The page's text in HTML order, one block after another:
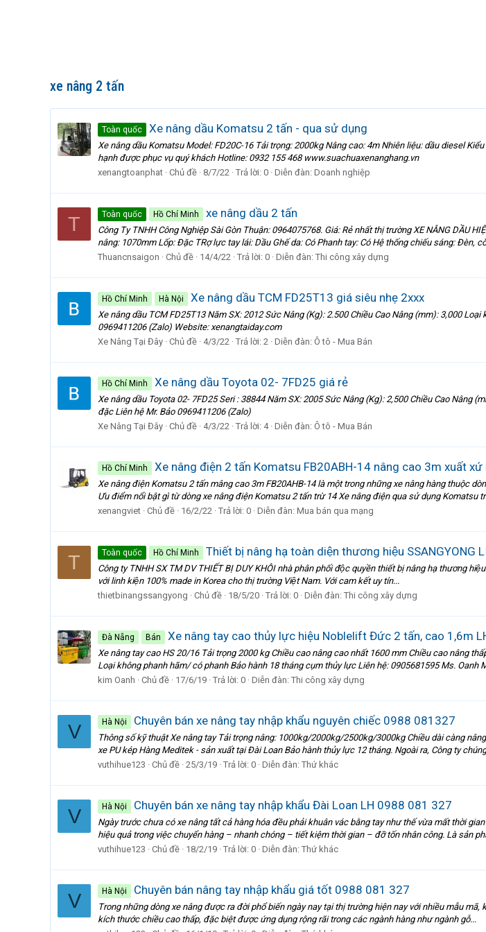
xe nâng 2 tấn
Toàn quốc Xe nâng dầu Komatsu 2 tấn - qua sử dụng
Xe nâng dầu Komatsu Model: FD20C-16 Tải trọng: 2000kg Nâng cao: 4m Nhiên liệu: dầu diesel
hạnh được phục vụ quý khách Hotline: 0932 155 468 www.suachuaxenanghang.vn
xenangtoanphat Chủ đề 8/7/22 Trả lời: 0 Diễn đàn: Doanh nghiệp
T Toàn quốc Hồ Chí Minh xe nâng dầu 2 tấn
Công Ty TNHH Công Nghiệp Sài Gòn Thuận: 0964075768. Giá: Rẻ nhất thị trường XE NÂNG DẦU
nâng: 1070mm Lốp: Đặc TRợ lực tay lái: Dầu Ghế da: Có Phanh tay: Có Hệ thống chiếu sáng: Đèn,
Thuancnsaigon
Chủ đề 14/4/22 Trả lời: 0 Diễn đàn: Thi công xây dựng
Hồ Chí Minh Hà Nội Xe nâng dầu TCM FD25T13 giá siêu nhẹ 2xxx
Xe nâng dầu TCM FD25T13 Năm SX: 2012 Sức Nâng (Kg): 2.500 Chiều Cao Nâng (mm): 3,000
0969411206 (Zalo) Website: xenangtaiday.com
Xe Nâng Tại Đây Chủ đề 4/3/22 Trả lời: 2 Diễn đàn: Ô tô - Mua Bán
Hồ Chí Minh Xe nâng dầu Toyota 02- 7FD25 giá rẻ
Xe nâng dầu Toyota 02- 7FD25 Seri : 38844 Năm SX: 2005 Sức Nâng (Kg): 2,500 Chiều Cao
đặc Liên hệ Mr. Bảo 0969411206 (Zalo)
Xe Nâng Tại Đây Chủ đề 4/3/22 Trả lời: 4 Diễn đàn: Ô tô - Mua Bán
Hồ Chí Minh Xe nâng điện 2 tấn Komatsu FB20ABH-14 nâng cao 3m xuất xứ
Xe nâng điện Komatsu 2 tấn mâng cao 3m FB20AHB-14 là một trong những xe nâng hàng thuộc
Ưu điểm nổi bật gì từ dòng xe nâng điện Komatsu 2 tấn trừ 14 Xe nâng điện qua sử dụng Komatsu
xenangviet Chủ đề 16/2/22 Trả lời: 0 Diễn đàn: Mua bán qua mạng
T Toàn quốc Hồ Chí Minh Thiết bị nâng hạ toàn diện thương hiệu SSANGYONG
Công ty TNHH SX TM DV THIẾT BỊ DUY KHÔI nhà phân phối độc quyền thiết bị nâng hạ thương
với linh kiện 100% made in Korea cho thị trường Việt Nam. Với cam kết uy tín...
thietbinangssangyong
Chủ đề 18/5/20 Trả lời: 0 Diễn đàn: Thi công xây dựng
Đà Nẵng Bán Xe nâng tay cao thủy lực hiệu Noblelift Đức 2 tấn, cao 1,6m
Xe nâng tay cao HS 20/16 Tải trọng 2000 kg Chiều cao nâng cao nhất 1600 mm Chiều cao nâng
Loại không phanh hãm/ có phanh Bảo hành 18 tháng cụm thủy lực Liên hệ: 0905681595 Ms. Oanh
kim Oanh
Chủ đề 17/6/19 Trả lời: 0 Diễn đàn: Thi công xây dựng
V Hà Nội Chuyên bán xe nâng tay nhập khẩu nguyên chiếc 0988 081327
Thông số kỹ thuật Xe nâng tay Tải trọng nâng: 1000kg/2000kg/2500kg/3000kg Chiều dài càng
xe PU kép Hàng Meditek - sản xuất tại Đài Loan Bảo hành thủy lực 12 tháng. Ngoài ra, Công ty
vuthihue123
Chủ đề 25/3/19 Trả lời: 0 Diễn đàn: Thứ khác
V Hà Nội Chuyên bán xe nâng tay nhập khẩu Đài Loan LH 0988 081 327
Ngày trước chưa có xe nâng tất cả hàng hóa đều phải khuân vác bằng tay như thế vừa mất thời
hiệu quả trong việc chuyển hàng – nhanh chóng – tiết kiệm thời gian – đỡ tốn nhân công. Là sản
vuthihue123
Chủ đề 18/2/19 Trả lời: 0 Diễn đàn: Thứ khác
V Hà Nội Chuyên bán nâng tay nhập khẩu giá tốt 0988 081 327
Trong những dòng xe nâng được ra đời phổ biến ngày nay tại thị trường hiện nay với nhiều mẫu
kích thước chiều cao thấp, đặc biệt được ứng dụng rộng rãi trong các ngành hàng như ngành gỗ...